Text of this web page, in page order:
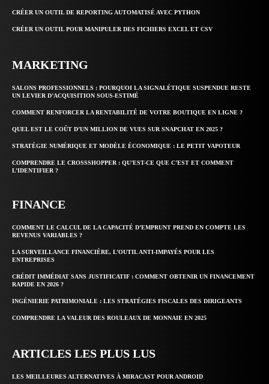
CRÉER UN OUTIL DE REPORTING AUTOMATISÉ AVEC PYTHON
CRÉER UN OUTIL POUR MANIPULER DES FICHIERS EXCEL ET CSV
MARKETING
SALONS PROFESSIONNELS : POURQUOI LA SIGNALÉTIQUE SUSPENDUE RESTE
UN LEVIER D’ACQUISITION SOUS-ESTIMÉ
COMMENT RENFORCER LA RENTABILITÉ DE VOTRE BOUTIQUE EN LIGNE ?
QUEL EST LE COÛT D’UN MILLION DE VUES SUR SNAPCHAT EN 2025 ?
STRATÉGIE NUMÉRIQUE ET MODÈLE ÉCONOMIQUE : LE PETIT VAPOTEUR
COMPRENDRE LE CROSSSHOPPER : QU’EST-CE QUE C’EST ET COMMENT
L’IDENTIFIER ?
FINANCE
COMMENT LE CALCUL DE LA CAPACITÉ D’EMPRUNT PREND EN COMPTE LES
REVENUS VARIABLES ?
LA SURVEILLANCE FINANCIÈRE, L’OUTIL ANTI-IMPAYÉS POUR LES
ENTREPRISES
CRÉDIT IMMÉDIAT SANS JUSTIFICATIF : COMMENT OBTENIR UN FINANCEMENT
RAPIDE EN 2026 ?
INGÉNIERIE PATRIMONIALE : LES STRATÉGIES FISCALES DES DIRIGEANTS
COMPRENDRE LA VALEUR DES ROULEAUX DE MONNAIE EN 2025
ARTICLES LES PLUS LUS
LES MEILLEURES ALTERNATIVES À MIRACAST POUR ANDROID